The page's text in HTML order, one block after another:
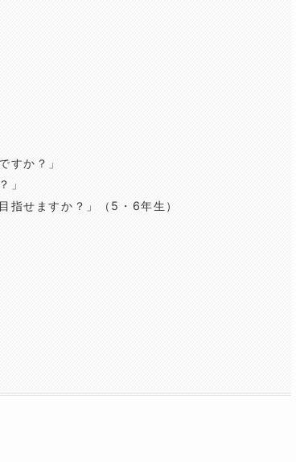
すか？」
」
指せますか？」（5・6年生）